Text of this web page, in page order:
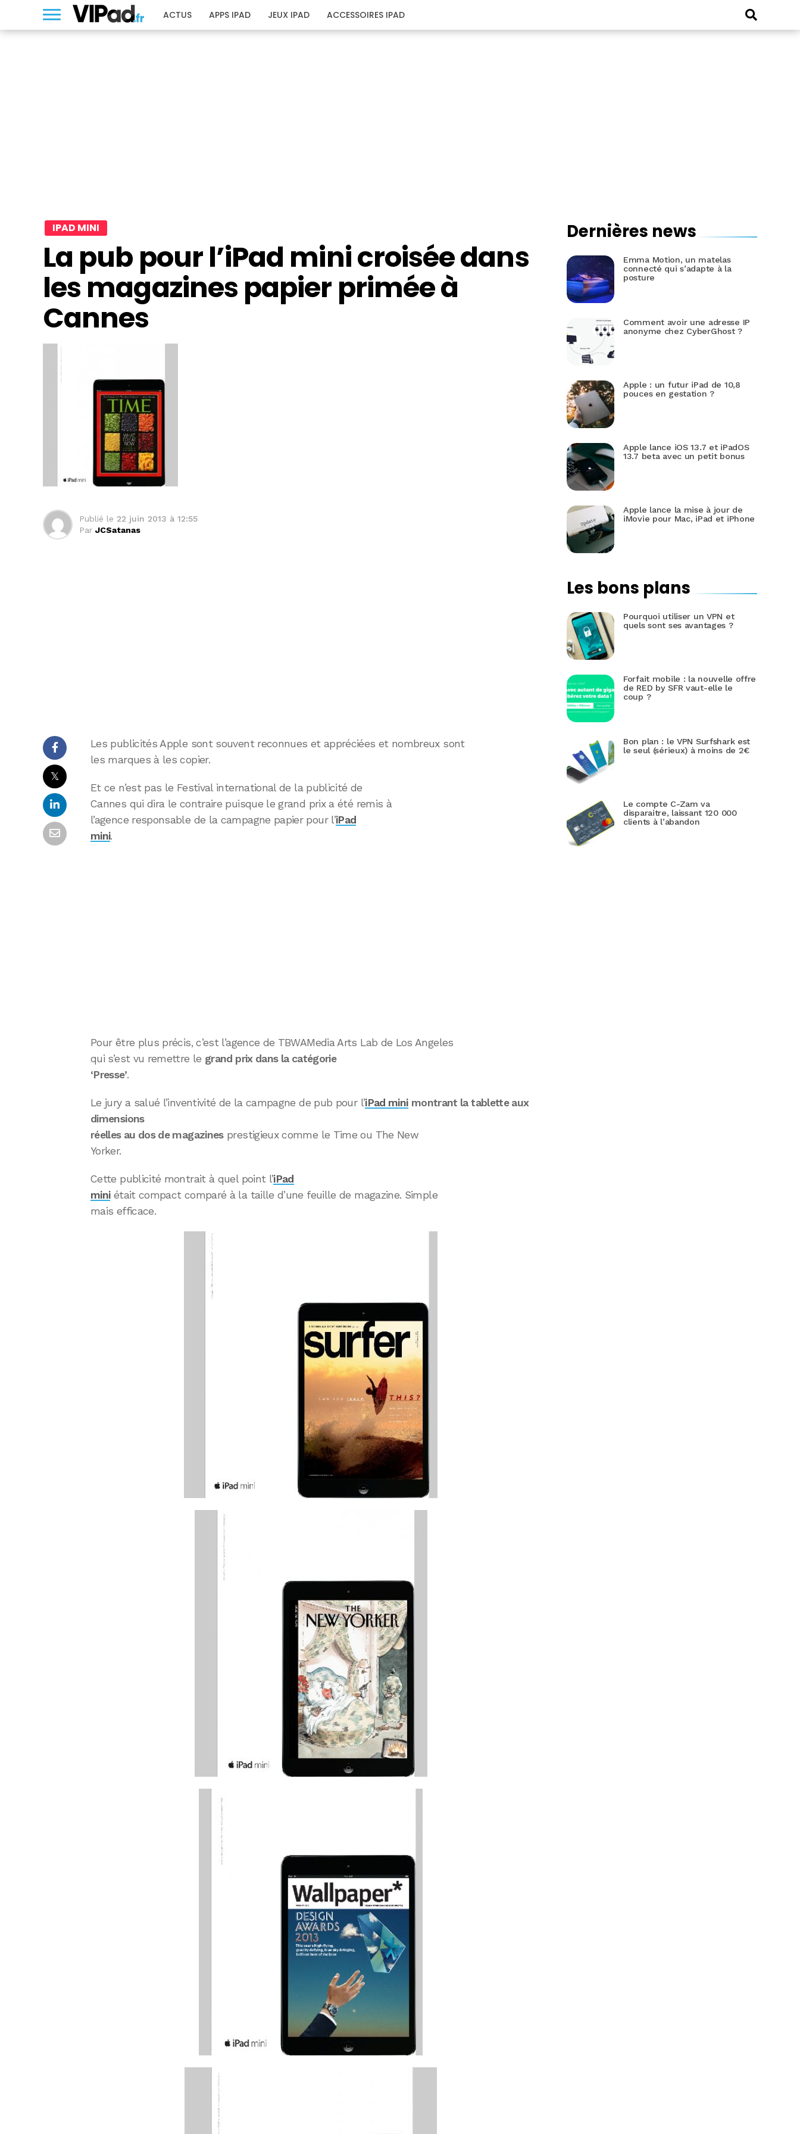
ACTUS APPS IPAD JEUX IPAD ACCESSOIRES IPAD
IPAD MINI
La pub pour l’iPad mini croisée dans
les magazines papier primée à
Cannes
Publié le 22 juin 2013 à 12:55
Par JCSatanas
𝕏
Les publicités Apple sont souvent reconnues et appréciées et nombreux sont
les marques à les copier.
Et ce n’est pas le Festival international de la publicité de
Cannes qui dira le contraire puisque le grand prix a été remis à
l’agence responsable de la campagne papier pour l’iPad
mini.
Pour être plus précis, c’est l’agence de TBWAMedia Arts Lab de Los Angeles
qui s’est vu remettre le grand prix dans la catégorie
‘Presse’.
Le jury a salué l’inventivité de la campagne de pub pour l’iPad mini montrant la tablette aux
dimensions
réelles au dos de magazinesprestigieux comme le Time ou The New
Yorker.
Cette publicité montrait à quel point l’iPad
miniétait compact comparé à la taille d’une feuille de magazine. Simple
mais efficace.
Dernières news
Emma Motion, un matelas
connecté qui s’adapte à la
posture
Comment avoir une adresse IP
anonyme chez CyberGhost ?
Apple : un futur iPad de 10,8
pouces en gestation ?
Apple lance iOS 13.7 et iPadOS
13.7 beta avec un petit bonus
Apple lance la mise à jour de
iMovie pour Mac, iPad et iPhone
Les bons plans
Pourquoi utiliser un VPN et
quels sont ses avantages ?
Forfait mobile : la nouvelle offre
de RED by SFR vaut-elle le
coup ?
Bon plan : le VPN Surfshark est
le seul (sérieux) à moins de 2€
Le compte C-Zam va
disparaitre, laissant 120 000
clients à l’abandon